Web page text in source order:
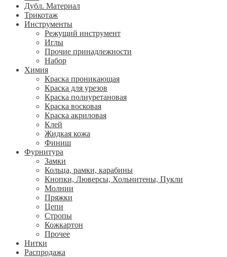
Дубл. Материал
Трикотаж
Инструменты
Режущий инструмент
Иглы
Прочие принадлежности
Набор
Химия
Краска проникающая
Краска для урезов
Краска полиуретановая
Краска восковая
Краска акриловая
Клей
Жидкая кожа
Финиш
Фурнитура
Замки
Кольца, рамки, карабины
Кнопки, Люверсы, Хольнитены, Пукли
Молнии
Пряжки
Цепи
Стропы
Кожкартон
Прочее
Нитки
Распродажа